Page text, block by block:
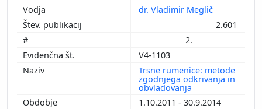
dr. Vladimir Meglič
2.601
2.
V4-1103
Trsne rumenice: metode
zgodnjega odkrivanja in
obvladovanja
1.10.2011 - 30.9.2014